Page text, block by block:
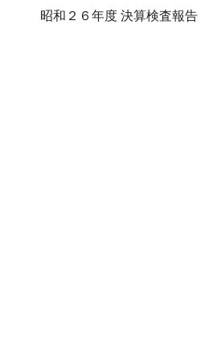
昭和２６年度 決算検査報告